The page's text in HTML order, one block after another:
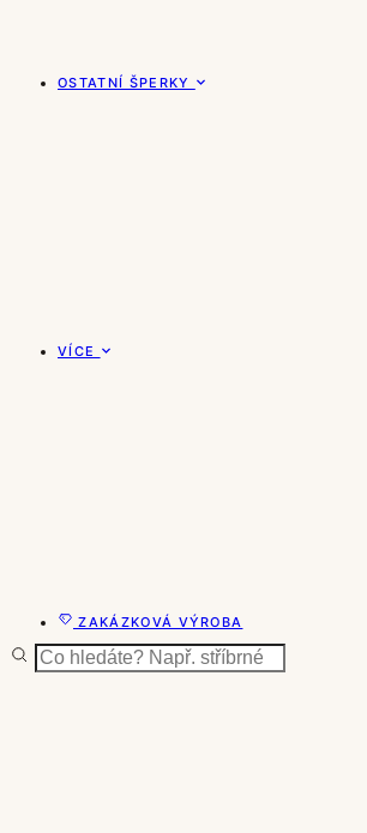
OSTATNÍ ŠPERKY
VÍCE
ZAKÁZKOVÁ VÝROBA